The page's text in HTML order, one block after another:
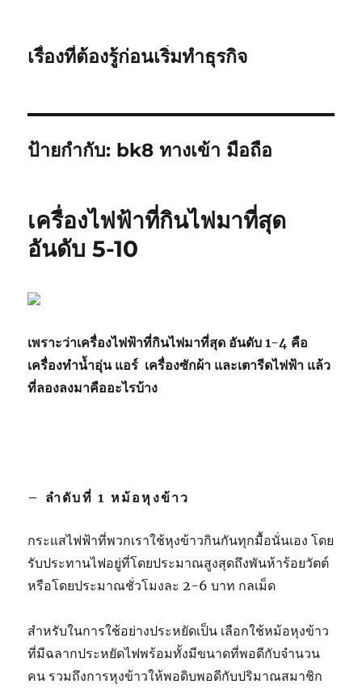
เรื่องที่ต้องรู้ก่อนเริ่มทำธุรกิจ
ป้ายกำกับ: bk8 ทางเข้า มือถือ
เครื่องไฟฟ้าที่กินไฟมาที่สุด
อันดับ 5-10
เพราะว่าเครื่องไฟฟ้าที่กินไฟมาที่สุด อันดับ 1-4 คือ
เครื่องทำน้ำอุ่น แอร์ เครื่องซักผ้า และเตารีดไฟฟ้า แล้ว
ที่ลองลงมาคืออะไรบ้าง
– ลำดับที่ 1 หม้อหุงข้าว
กระแสไฟฟ้าที่พวกเราใช้หุงข้าวกินกันทุกมื้อนั่นเอง โดย
รับประทานไฟอยู่ที่โดยประมาณสูงสุดถึงพันห้าร้อยวัตต์
หรือโดยประมาณชั่วโมงละ 2-6 บาท กลเม็ด
สำหรับในการใช้อย่างประหยัดเป็น เลือกใช้หม้อหุงข้าว
ที่มีฉลากประหยัดไฟพร้อมทั้งมีขนาดที่พอดีกับจำนวน
คน รวมถึงการหุงข้าวให้พอดิบพอดีกับปริมาณสมาชิก